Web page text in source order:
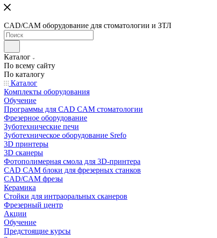
CAD/CAM оборудование для стоматологии и ЗТЛ
Каталог
По всему сайту
По каталогу
Каталог
Комплекты оборудования
Обучение
Программы для CAD CAM стоматологии
Фрезерное оборудование
Зуботехнические печи
Зуботехническое оборудование Srefo
3D принтеры
3D сканеры
Фотополимерная смола для 3D-принтера
CAD CAM блоки для фрезерных станков
CAD/CAM фрезы
Керамика
Стойки для интраоральных сканеров
Фрезерный центр
Акции
Обучение
Предстоящие курсы